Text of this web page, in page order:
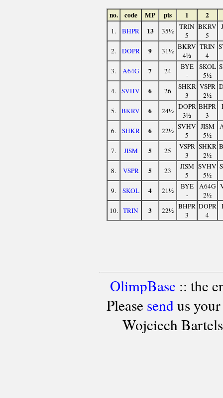
no. code MP pts 1 2
1. BHPR 13 35½
TRIN
5
BKRV
5
2. DOPR 9 31½ BKRV
4½
TRIN
4
3. A64G 7 24
BYE
-
SKOL
5½
4. SVHV 6 26
SHKR
3
VSPR
2½
5. BKRV 6 24½ DOPR
3½
BHPR
3
6. SHKR 6 22½ SVHV
5
JISM
5½
7. JISM 5 25
VSPR
3
SHKR
2½
8. VSPR 5 23
JISM
5
SVHV
5½
9. SKOL 4 21½
BYE
-
A64G
2½
10. TRIN 3 22½ BHPR
3
DOPR
4
OlimpBase:: the
Please sendus your
Wojciech